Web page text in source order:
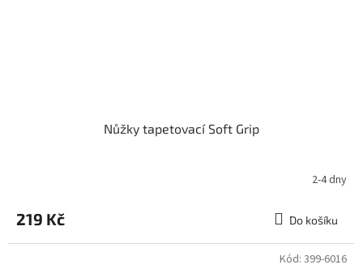
Nůžky tapetovací Soft Grip
produktu
je
3,0
2-4 dny
219 Kč Do košíku
Kód: 399-6016